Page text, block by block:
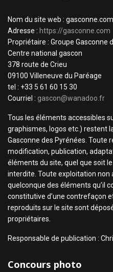
Nom du site web : gasconne.com
Adresse : https://gasconne.com
Propriétaire : Groupe Gasconne
Centre national gascon
378 route de Crieu
09100 Villeneuve du Paréage
tel : +33 5 61 60 15 30
Courriel : gascon@wanadoo.fr
Tous les éléments accessibles
graphismes, logos etc.) restent
Gasconne des Pyrénées. Toute
modification, publication,
éléments du site, quel que soit
interdite. Toute exploitation non
quelconque des éléments qu’il
constitutive d’une contrefaçon
reproduits sur le site sont
propriétaires.
Responsable de publication :
Concours photo